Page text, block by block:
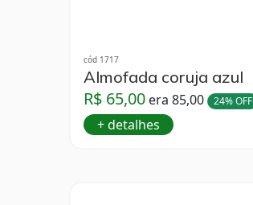
cód 1717
Almofada coruja azul
R$ 65,00 era 85,00 24% OFF
+ detalhes